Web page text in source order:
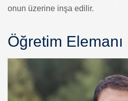
onun üzerine inşa edilir.
Öğretim Elemanı